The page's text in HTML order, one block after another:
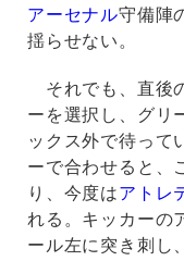
アーセナル守備陣
揺らせない。
それでも、直後
ーを選択し、グリ
ックス外で待って
ーで合わせると、
り、今度はアトレ
れる。キッカーの
ール左に突き刺し、